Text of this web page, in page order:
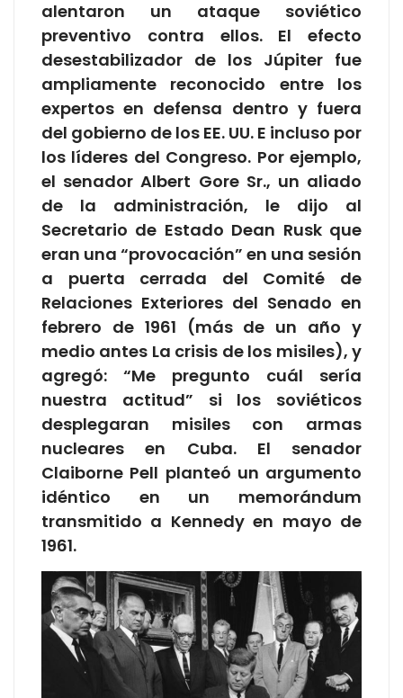
alentaron un ataque soviético
preventivo contra ellos. El efecto
desestabilizador de los Júpiter fue
ampliamente reconocido entre los
expertos en defensa dentro y fuera
del gobierno de los EE. UU. E incluso por
los líderes del Congreso. Por ejemplo,
el senador Albert Gore Sr., un aliado
de la administración, le dijo al
Secretario de Estado Dean Rusk que
eran una “provocación” en una sesión
a puerta cerrada del Comité de
Relaciones Exteriores del Senado en
febrero de 1961 (más de un año y
medio antes La crisis de los misiles), y
agregó: “Me pregunto cuál sería
nuestra actitud” si los soviéticos
desplegaran misiles con armas
nucleares en Cuba. El senador
Claiborne Pell planteó un argumento
idéntico en un memorándum
transmitido a Kennedy en mayo de
1961.